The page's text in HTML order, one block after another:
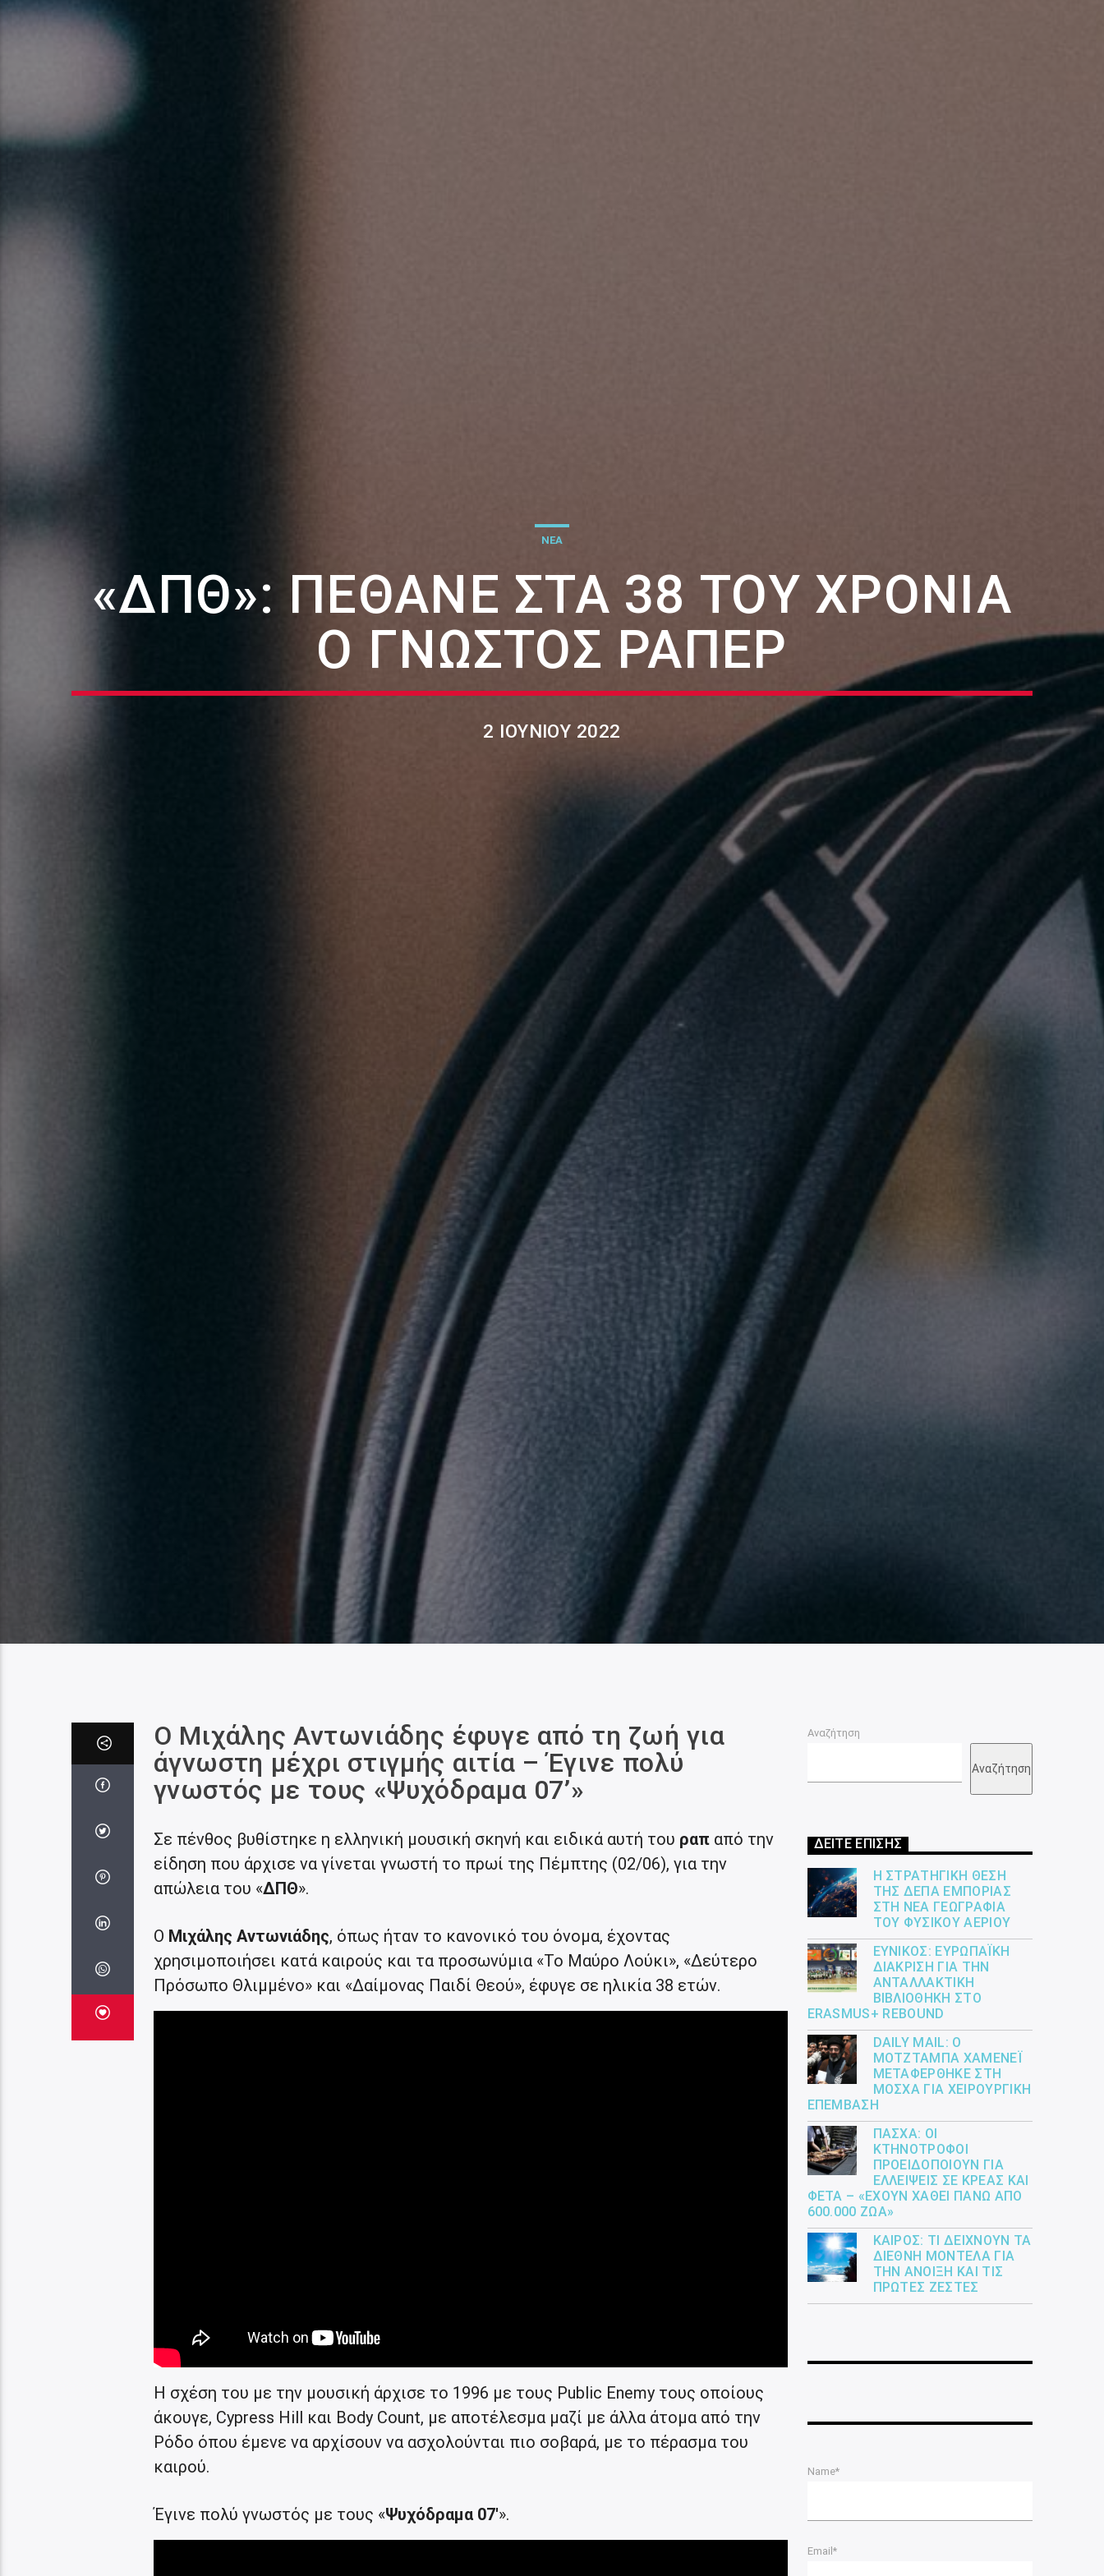
ΝΕΑ
«ΔΠΘ»: ΠΈΘΑΝΕ ΣΤΑ 38 ΤΟΥ ΧΡΌΝΙΑ
Ο ΓΝΩΣΤΌΣ ΡΆΠΕΡ
2 ΙΟΥΝΊΟΥ 2022
Ο Μιχάλης Αντωνιάδης έφυγε από τη ζωή για
άγνωστη μέχρι στιγμής αιτία – Έγινε πολύ
γνωστός με τους «Ψυχόδραμα 07’»
Σε πένθος βυθίστηκε η ελληνική μουσική σκηνή και ειδικά αυτή του ραπαπό την
είδηση που άρχισε να γίνεται γνωστή το πρωί της Πέμπτης (02/06), για την
απώλεια του «ΔΠΘ».
Ο Μιχάλης Αντωνιάδης, όπως ήταν το κανονικό του όνομα, έχοντας
χρησιμοποιήσει κατά καιρούς και τα προσωνύμια «Το Μαύρο Λούκι», «Δεύτερο
Πρόσωπο Θλιμμένο» και «Δαίμονας Παιδί Θεού», έφυγε σε ηλικία 38 ετών.
Η σχέση του με την μουσική άρχισε το 1996 με τους Public Enemy τους οποίους
άκουγε, Cypress Hill και Body Count, με αποτέλεσμα μαζί με άλλα άτομα από την
Ρόδο όπου έμενε να αρχίσουν να ασχολούνται πιο σοβαρά, με το πέρασμα του
καιρού.
Έγινε πολύ γνωστός με τους «Ψυχόδραμα 07′».
Αναζήτηση
Αναζήτηση
ΔΕΙΤΕ ΕΠΙΣΗΣ
Η ΣΤΡΑΤΗΓΙΚΉ ΘΈΣΗ
ΤΗΣ ΔΕΠΑ ΕΜΠΟΡΊΑΣ
ΣΤΗ ΝΈΑ ΓΕΩΓΡΑΦΊΑ
ΤΟΥ ΦΥΣΙΚΟΎ ΑΕΡΊΟΥ
ΕΎΝΙΚΟΣ: ΕΥΡΩΠΑΪΚΉ
ΔΙΆΚΡΙΣΗ ΓΙΑ ΤΗΝ
ΑΝΤΑΛΛΑΚΤΙΚΉ
ΒΙΒΛΙΟΘΉΚΗ ΣΤΟ
ERASMUS+ REBOUND
DAILY MAIL: Ο
ΜΟΤΖΤΆΜΠΑ ΧΑΜΕΝΕΪ́
ΜΕΤΑΦΈΡΘΗΚΕ ΣΤΗ
ΜΌΣΧΑ ΓΙΑ ΧΕΙΡΟΥΡΓΙΚΉ
ΕΠΈΜΒΑΣΗ
ΠΆΣΧΑ: ΟΙ
ΚΤΗΝΟΤΡΌΦΟΙ
ΠΡΟΕΙΔΟΠΟΙΟΎΝ ΓΙΑ
ΕΛΛΕΊΨΕΙΣ ΣΕ ΚΡΈΑΣ ΚΑΙ
ΦΈΤΑ – «ΈΧΟΥΝ ΧΑΘΕΊ ΠΆΝΩ ΑΠΌ
600.000 ΖΏΑ»
ΚΑΙΡΌΣ: ΤΙ ΔΕΊΧΝΟΥΝ ΤΑ
ΔΙΕΘΝΉ ΜΟΝΤΈΛΑ ΓΙΑ
ΤΗΝ ΆΝΟΙΞΗ ΚΑΙ ΤΙΣ
ΠΡΏΤΕΣ ΖΈΣΤΕΣ
Name*
Email*